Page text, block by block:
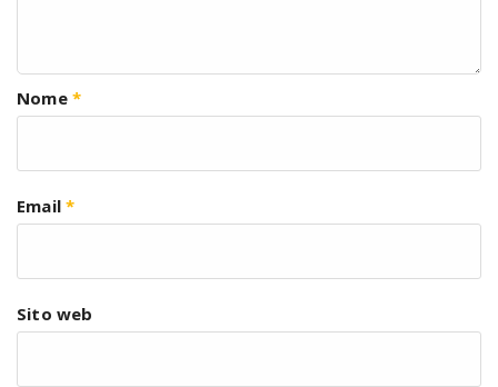
Nome *
Email*
Sito web